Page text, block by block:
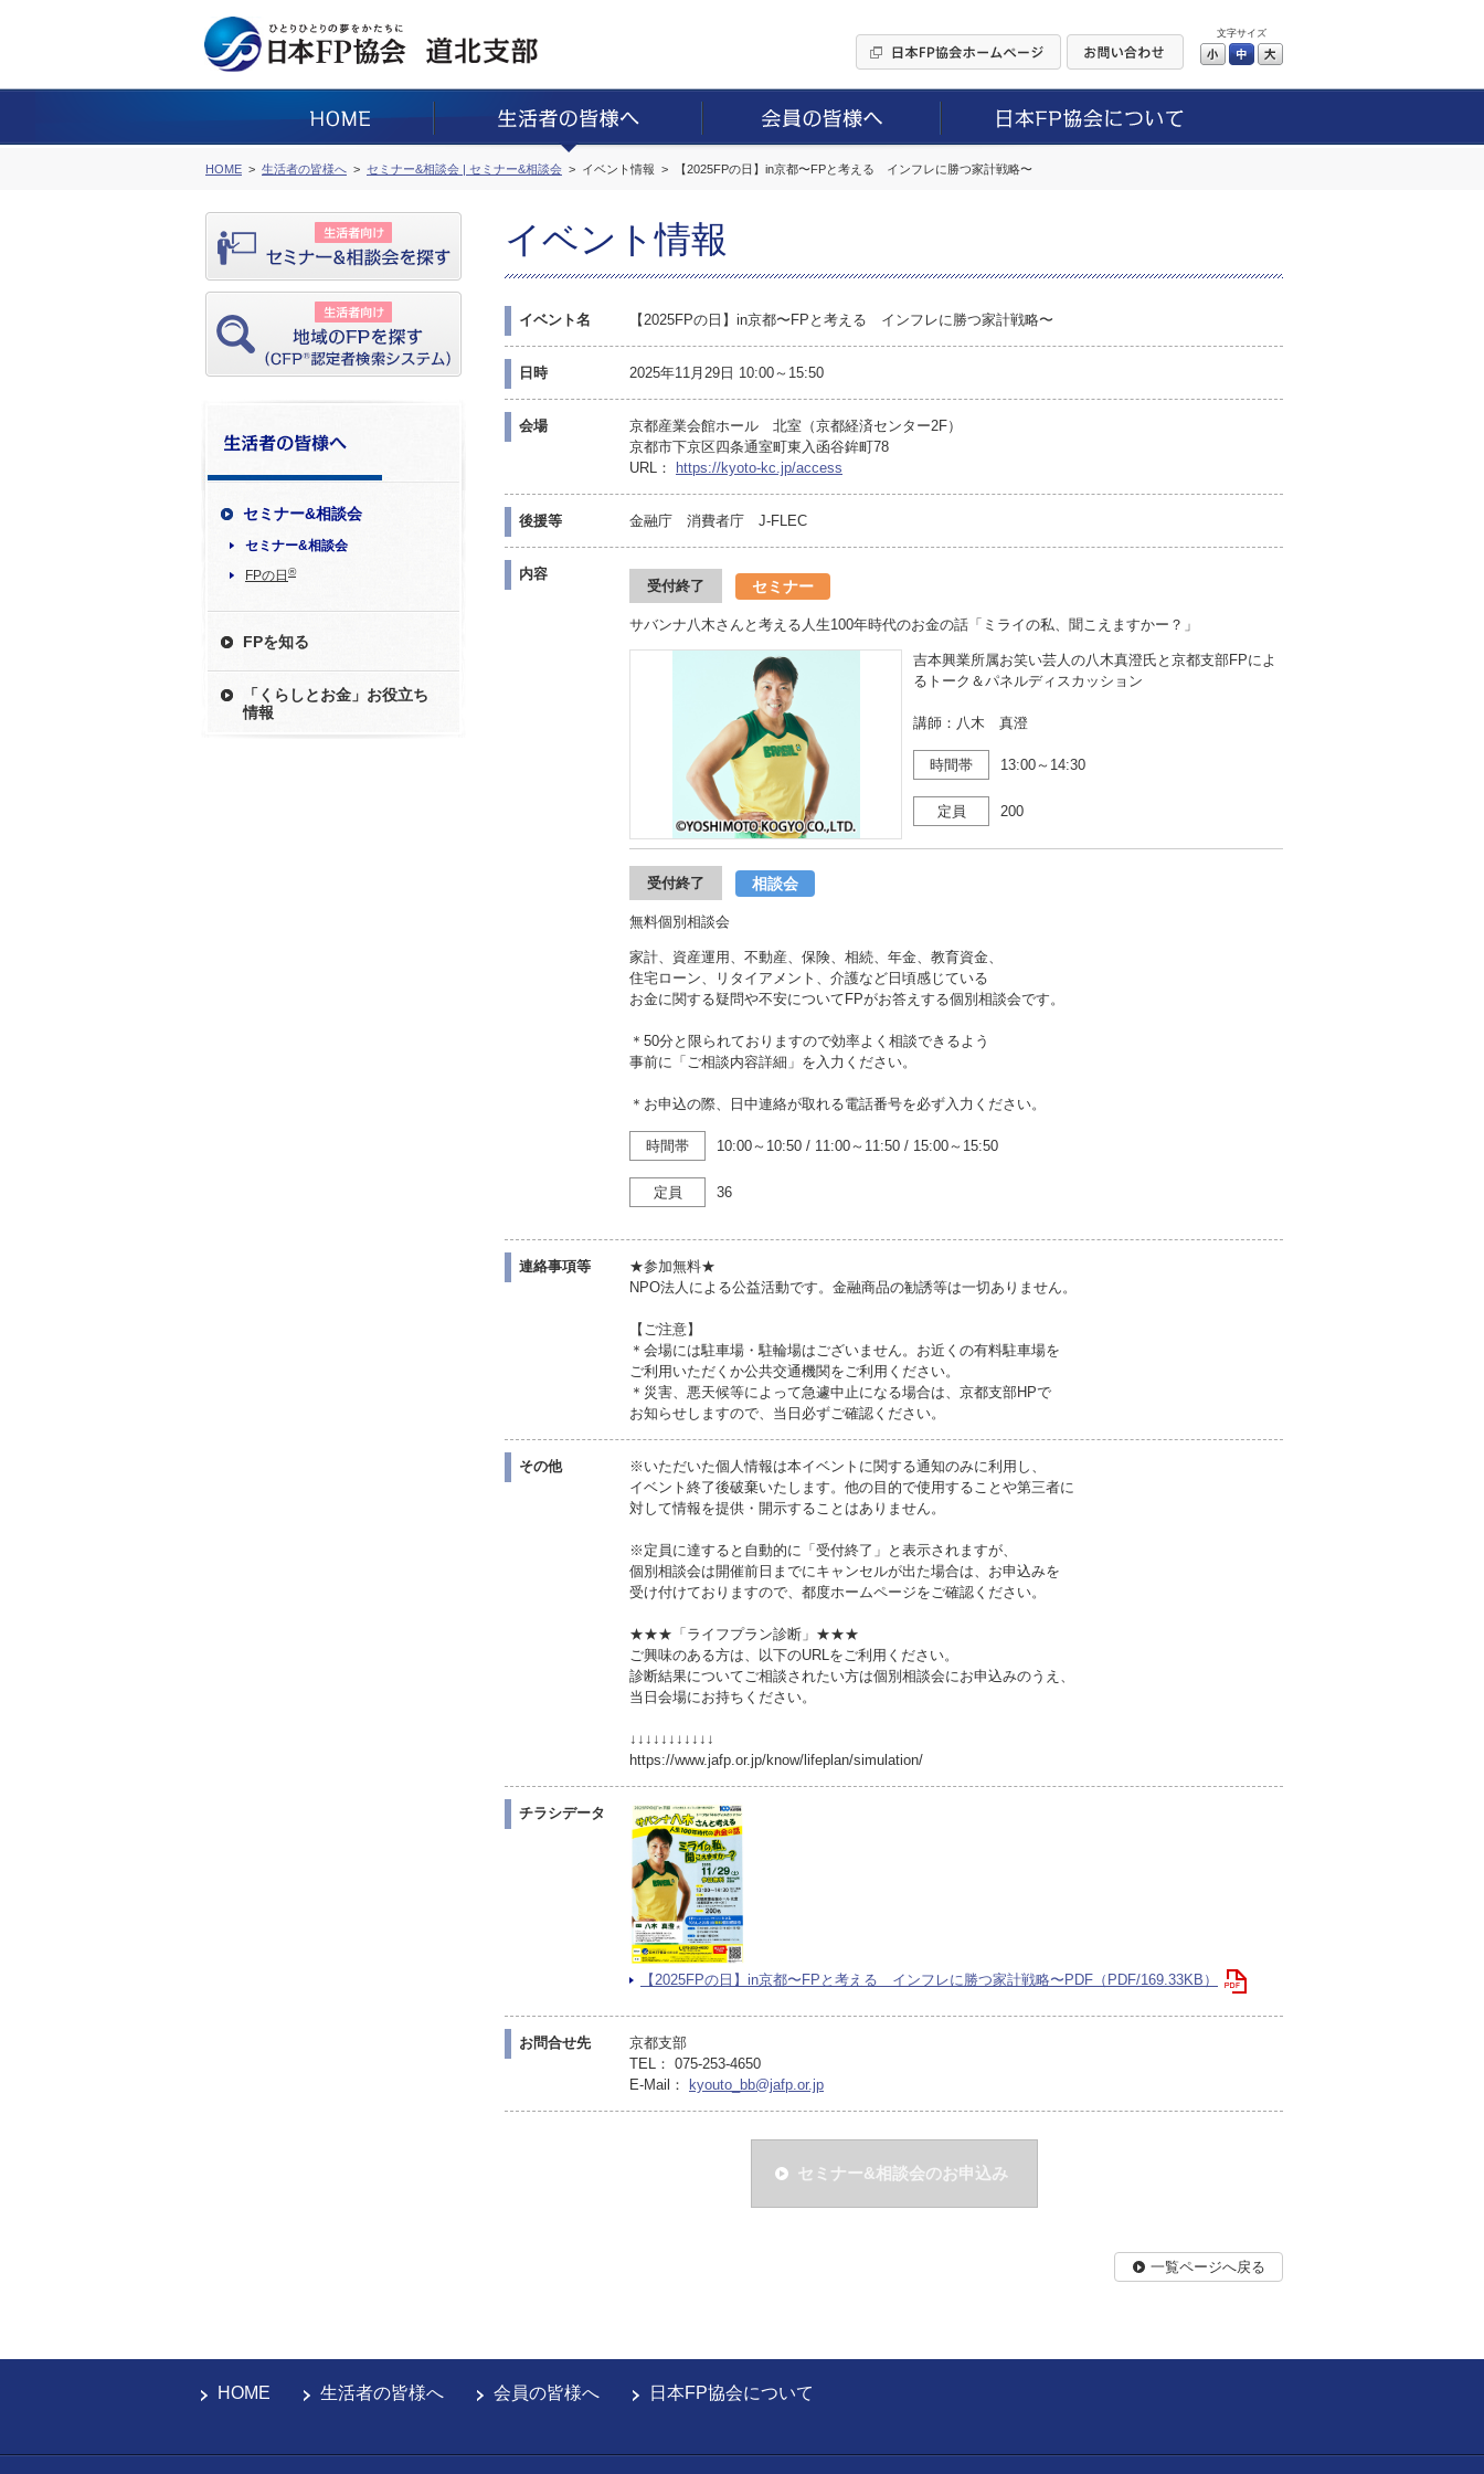
文字サイズ
小 中
HOME 生活者の皆様へ セミナー&相談会 | セミナー&相談会 イベント情報 【2025FPの日】in京都〜FPと考える インフレに勝つ家計戦略〜
セミナー&相談会
セミナー&相談会
FPの日 ®
FPを知る
「くらしとお金」お役立ち
情報
イベント情報
イベント名 【2025FPの日】in京都〜FPと考える インフレに勝つ家計戦略〜
日時 2025年11月29日 10:00～15:50
会場
京都産業会館ホール 北室（京都経済センター2F）
京都市下京区四条通室町東入函谷鉾町78
URL：
https://kyoto-kc.jp/access
後援等 金融庁 消費者庁 J-FLEC
内容
受付終了 セミナー
サバンナ八木さんと考える人生100年時代のお金の話「ミライの私、聞こえますかー？」
吉本興業所属お笑い芸人の八木真澄氏と京都支部FPによ
るトーク＆パネルディスカッション
講師：八木 真澄
時間帯 13:00～14:30
定員 200
受付終了 相談会
無料個別相談会
家計、資産運用、不動産、保険、相続、年金、教育資金、
住宅ローン、リタイアメント、介護など日頃感じている
お金に関する疑問や不安についてFPがお答えする個別相談会です。
＊50分と限られておりますので効率よく相談できるよう
事前に「ご相談内容詳細」を入力ください。
＊お申込の際、日中連絡が取れる電話番号を必ず入力ください。
時間帯 10:00～10:50 / 11:00～11:50 / 15:00～15:50
定員 36
連絡事項等
★参加無料★
NPO法人による公益活動です。金融商品の勧誘等は一切ありません。
【ご注意】
＊会場には駐車場・駐輪場はございません。お近くの有料駐車場を
ご利用いただくか公共交通機関をご利用ください。
＊災害、悪天候等によって急遽中止になる場合は、京都支部HPで
お知らせしますので、当日必ずご確認ください。
その他
※いただいた個人情報は本イベントに関する通知のみに利用し、
イベント終了後破棄いたします。他の目的で使用することや第三者に
対して情報を提供・開示することはありません。
※定員に達すると自動的に「受付終了」と表示されますが、
個別相談会は開催前日までにキャンセルが出た場合は、お申込みを
受け付けておりますので、都度ホームページをご確認ください。
★★★「ライフプラン診断」★★★
ご興味のある方は、以下のURLをご利用ください。
診断結果についてご相談されたい方は個別相談会にお申込みのうえ、
当日会場にお持ちください。
↓↓↓↓↓↓↓↓↓↓↓
https://www.jafp.or.jp/know/lifeplan/simulation/
チラシデータ
【2025FPの日】in京都〜FPと考える インフレに勝つ家計戦略〜PDF（PDF/169.33KB）
お問合せ先
京都支部
TEL： 075-253-4650
E-Mail：
kyouto_bb@jafp.or.jp
セミナー&相談会のお申込み
一覧ページへ戻る
HOME 生活者の皆様へ 会員の皆様へ 日本FP協会について